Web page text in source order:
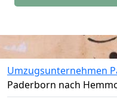
Umzugsunternehmen
Paderborn nach